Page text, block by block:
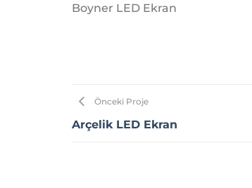
Boyner LED Ekran
Önceki Proje
Arçelik LED Ekran